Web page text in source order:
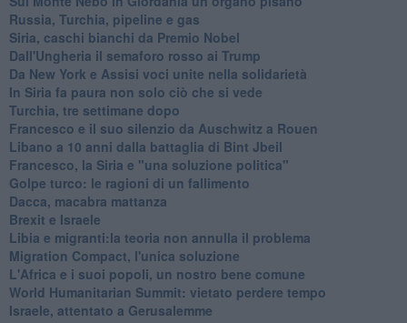
Russia, Turchia, pipeline e gas
Siria, caschi bianchi da Premio Nobel
Dall'Ungheria il semaforo rosso ai Trump
Da New York e Assisi voci unite nella solidarietà
In Siria fa paura non solo ciò che si vede
Turchia, tre settimane dopo
Francesco e il suo silenzio da Auschwitz a Rouen
Libano a 10 anni dalla battaglia di Bint Jbeil
Francesco, la Siria e "una soluzione politica"
Golpe turco: le ragioni di un fallimento
Dacca, macabra mattanza
Brexit e Israele
Libia e migranti:la teoria non annulla il problema
Migration Compact, l'unica soluzione
L'Africa e i suoi popoli, un nostro bene comune
World Humanitarian Summit: vietato perdere tempo
Israele, attentato a Gerusalemme